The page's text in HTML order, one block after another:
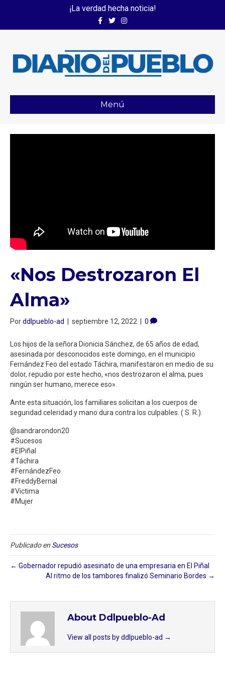
¡La verdad hecha noticia!
FacebookTwitterInstagram
Menú
«Nos Destrozaron El
Alma»
Porddlpueblo-ad septiembre 12, 2022 0
Los hijos de la señora Dionicia Sánchez, de 65 años de edad,
asesinada por desconocidos este domingo, en el municipio
Fernández Feo del estado Táchira, manifestaron en medio de su
dolor, repudio por este hecho, «nos destrozaron el alma, pues
ningún ser humano, merece eso».
Ante esta situación, los familiares solicitan a los cuerpos de
seguridad celeridad y mano dura contra los culpables. ( S. R.).
@sandrarondon20
#Sucesos
#ElPiñal
#Táchira
#FernándezFeo
#FreddyBernal
#Victima
#Mujer
Publicado en Sucesos
← Gobernador repudió asesinato de una empresaria en El Piñal
Al ritmo de los tambores finalizó Seminario Bordes →
About Ddlpueblo-Ad
View all posts by ddlpueblo-ad →